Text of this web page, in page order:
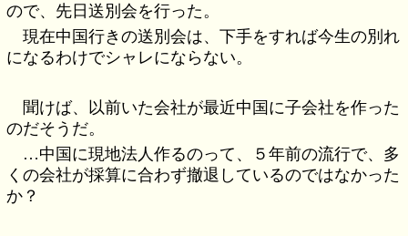
ので、先日送別会を行った。
現在中国行きの送別会は、下手をすれば今生の別れ
になるわけでシャレにならない。
聞けば、以前いた会社が最近中国に子会社を作った
のだそうだ。
…中国に現地法人作るのって、５年前の流行で、多
くの会社が採算に合わず撤退しているのではなかった
か？